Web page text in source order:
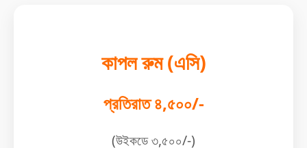
কাপল রুম (এসি)
প্রতিরাত ৪,৫০০/-
(উইকডে ৩,৫০০/-)